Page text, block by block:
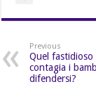
Previous
Quel
contagia i
difendersi?